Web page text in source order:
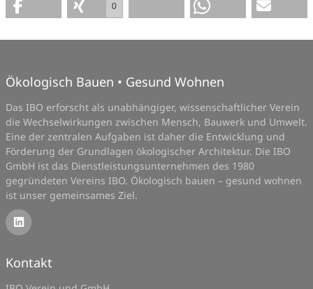
0
Ökologisch Bauen • Gesund Wohnen
Das IBO erforscht als unabhängiger, wissenschaftlicher Verein
die Wechselwirkungen zwischen Mensch, Bauwerk und Umwelt.
Eine der zentralen Aufgaben ist daher die Entwicklung und
Förderung der Grundlagen ökologischer Architektur. Die IBO
GmbH ist das Dienstleistungsunternehmen des 1980
gegründeten Vereins IBO. Ökologisch bauen – gesund wohnen
ist unser gemeinsames Ziel.
Kontakt